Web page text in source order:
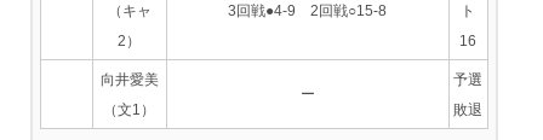
（キャ
2）
3回戦●4-9 2回戦○15-8
ト
16
向井愛美
（文1）
ー
予選
敗退